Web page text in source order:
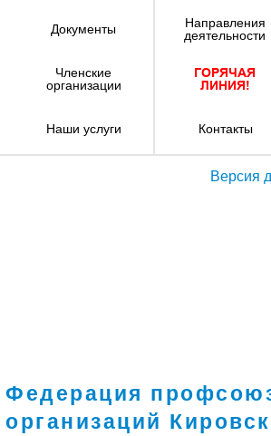
Документы
Направления
деятельности
Членские
организации
ГОРЯЧАЯ
ЛИНИЯ!
Наши услуги Контакты
Версия
Федерация
организаций